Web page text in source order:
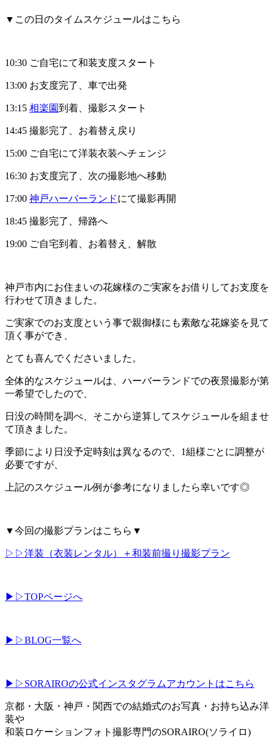
▼この日のタイムスケジュールはこちら
10:30 ご自宅にて和装支度スタート
13:00 お支度完了、車で出発
13:15 相楽園到着、撮影スタート
14:45 撮影完了、お着替え戻り
15:00 ご自宅にて洋装衣装へチェンジ
16:30 お支度完了、次の撮影地へ移動
17:00 神戸ハーバーランドにて撮影再開
18:45 撮影完了、帰路へ
19:00 ご自宅到着、お着替え、解散
神戸市内にお住まいの花嫁様のご実家をお借りしてお支度を
行わせて頂きました。
ご実家でのお支度という事で親御様にも素敵な花嫁姿を見て
頂く事ができ、
とても喜んでくださいました。
全体的なスケジュールは、ハーバーランドでの夜景撮影が第
一希望でしたので、
日没の時間を調べ、そこから逆算してスケジュールを組ませ
て頂きました。
季節により日没予定時刻は異なるので、1組様ごとに調整が
必要ですが、
上記のスケジュール例が参考になりましたら幸いです◎
▼今回の撮影プランはこちら▼
▷▷洋装（衣装レンタル）＋和装前撮り撮影プラン
▶︎▷TOPページへ
▶︎▷BLOG一覧へ
▶︎▷SORAIROの公式インスタグラムアカウントはこちら
京都・大阪・神戸・関西での結婚式のお写真・お持ち込み洋
装や
和装ロケーションフォト撮影専門のSORAIRO(ソライロ)